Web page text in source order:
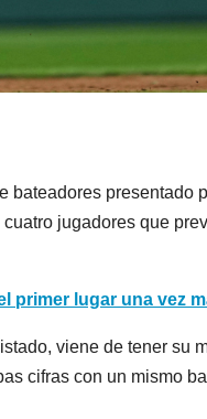
bateadores presentado
jugadores que
primer lugar una vez
viene de tener su
cifras con un mismo